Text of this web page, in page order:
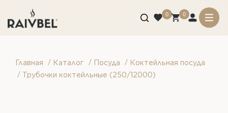
0 0
Главная / Каталог / Посуда / Коктейльная посуда
/ Трубочки коктейльные (250/12000)